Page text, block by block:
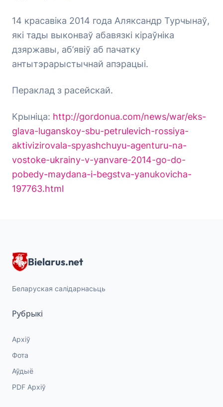
14 красавіка 2014 года Аляксандр Турчынаў,
які тады выконваў абавязкі кіраўніка
дзяржавы, аб’явіў аб пачатку
антытэрарыстычнай апэрацыі.
Пераклад з расейскай.
Крыніца: http://gordonua.com/news/war/eks-
glava-luganskoy-sbu-petrulevich-rossiya-
aktivizirovala-spyashchuyu-agenturu-na-
vostoke-ukrainy-v-yanvare-2014-go-do-
pobedy-maydana-i-begstva-yanukovicha-
197763.html
Bielarus.net
Беларуская салідарнасьць
Рубрыкі
Архіў
Фота
Аўдыё
PDF Архіў